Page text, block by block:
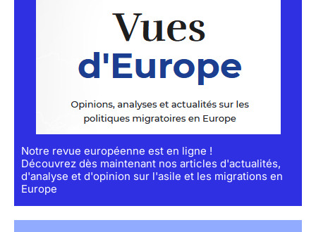
Notre revue européenne est en ligne !
Découvrez dès maintenant nos articles d'actualités,
d'analyse et d'opinion sur l'asile et les migrations en
Europe